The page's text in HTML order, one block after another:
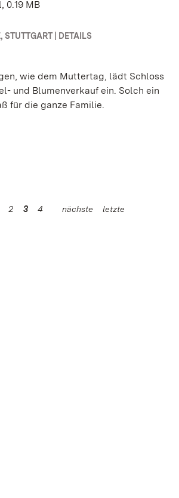
0.19 MB
STUTTGART | DETAILS
wie dem Muttertag, lädt Schloss
und Blumenverkauf ein. Solch ein
für die ganze Familie.
2 3 4 nächste letzte